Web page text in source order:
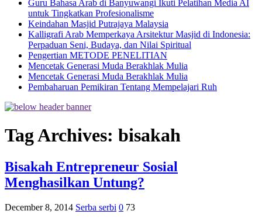
Guru Bahasa Arab di Banyuwangi Ikuti Pelatihan Media AI
untuk Tingkatkan Profesionalisme
Keindahan Masjid Putrajaya Malaysia
Kalligrafi Arab Memperkaya Arsitektur Masjid di Indonesia:
Perpaduan Seni, Budaya, dan Nilai Spiritual
Pengertian METODE PENELITIAN
Mencetak Generasi Muda Berakhlak Mulia
Mencetak Generasi Muda Berakhlak Mulia
Pembaharuan Pemikiran Tentang Mempelajari Ruh
Tag Archives: bisakah
Bisakah Entrepreneur Sosial
Menghasilkan Untung?
December 8, 2014 Serba serbi 0 73